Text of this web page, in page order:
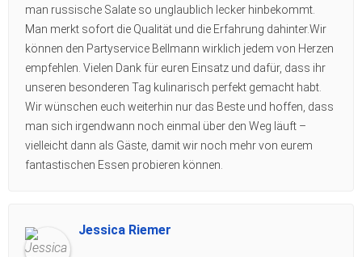
man russische Salate so unglaublich lecker hinbekommt.
Man merkt sofort die Qualität und die Erfahrung dahinter.Wir
können den Partyservice Bellmann wirklich jedem von Herzen
empfehlen. Vielen Dank für euren Einsatz und dafür, dass ihr
unseren besonderen Tag kulinarisch perfekt gemacht habt.
Wir wünschen euch weiterhin nur das Beste und hoffen, dass
man sich irgendwann noch einmal über den Weg läuft –
vielleicht dann als Gäste, damit wir noch mehr von eurem
fantastischen Essen probieren können.
Jessica Riemer